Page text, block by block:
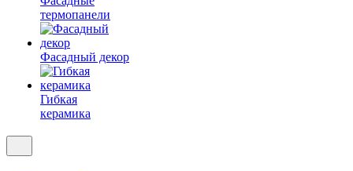
термопанели
Фасадный декор
Гибкая
керамика